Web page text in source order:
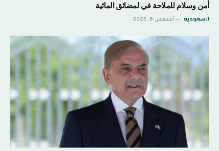
أمن وسلام للملاحة في لمضائق المائية
السعودية أغسطس 6, 2026